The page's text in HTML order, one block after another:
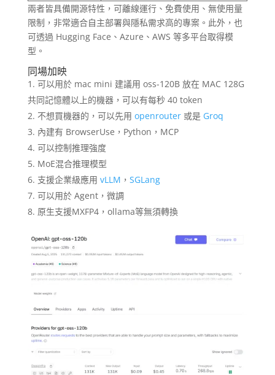
兩者皆具備開源特性，可離線運行、免費使用、無使用量
限制，非常適合自主部署與隱私需求高的專案。此外，也
可透過 Hugging Face、Azure、AWS 等多平台取得模
型。
同場加映
可以用於 mac mini 建議用 oss-120B 放在 MAC 128G
共同記憶體以上的機器，可以有每秒 40 token
不想買機器的，可以先用 openrouter 或是 Groq
內建有 BrowserUse，Python，MCP
可以控制推理強度
MoE混合推理模型
支援企業級應用 vLLM ， SGLang
可以用於 Agent，微調
原生支援MXFP4，ollama等無須轉換